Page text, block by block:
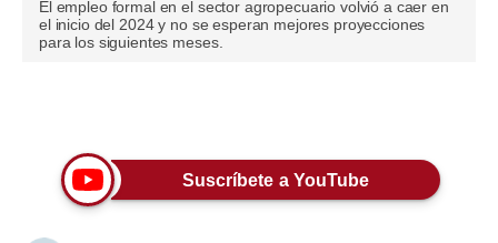
Opinión
Editorial
Tendencias
El empleo formal en el sector agropecuario volvió a caer en
el inicio del 2024 y no se esperan mejores proyecciones
para los siguientes meses.
Suscríbete a YouTube